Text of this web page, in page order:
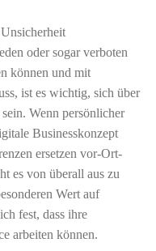
oder sogar verboten
können und mit
ist es wichtig, sich über
Wenn persönlicher
Businesskonzept
ersetzen vor-Ort-
es von überall aus zu
Wert auf
fest, dass ihre
arbeiten können.